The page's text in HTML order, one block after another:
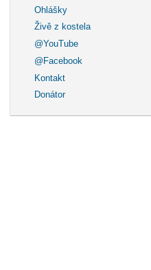
Ohlášky
Živě z kostela
@YouTube
@Facebook
Kontakt
Donátor